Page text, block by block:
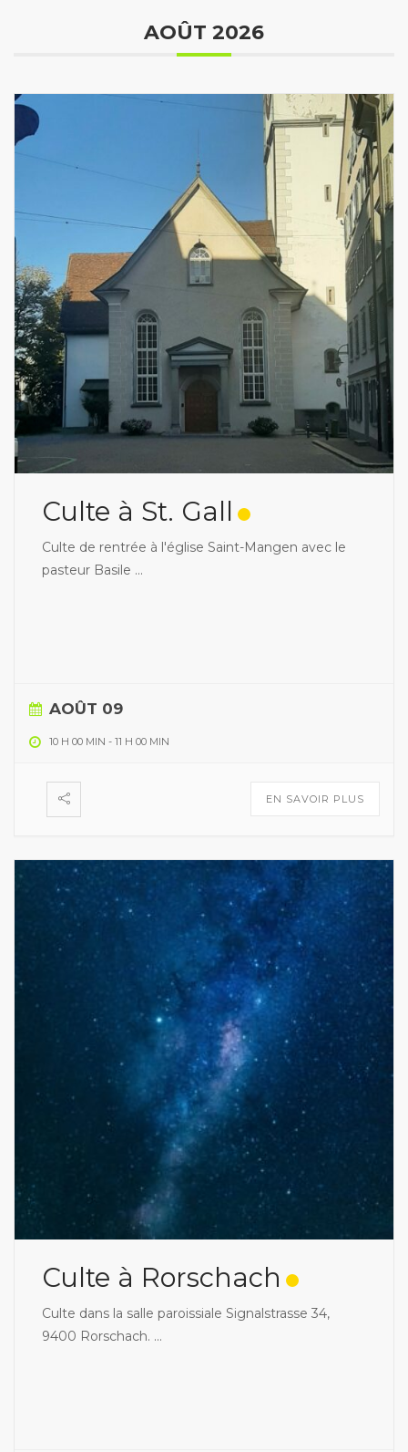
AOÛT 2026
Culte à St. Gall
Culte de rentrée à l'église Saint-Mangen avec le
pasteur Basile ...
AOÛT 09
10 H 00 MIN - 11 H 00 MIN
EN SAVOIR PLUS
Culte à Rorschach
Culte dans la salle paroissiale Signalstrasse 34,
9400 Rorschach. ...